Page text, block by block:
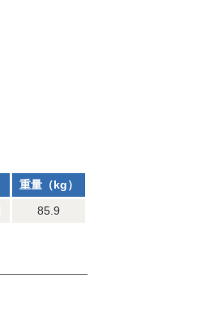
重量（kg）
85.9